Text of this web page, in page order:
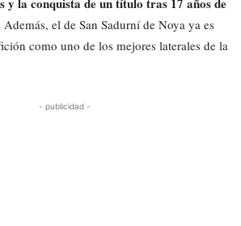
Además, el de San Sadurní de Noya ya es
como uno de los mejores laterales de la
- publicidad -